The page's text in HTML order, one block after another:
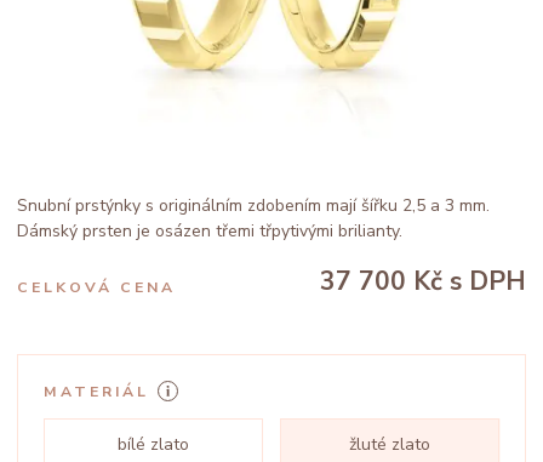
Snubní prstýnky s originálním zdobením mají šířku 2,5 a 3 mm.
Dámský prsten je osázen třemi třpytivými brilianty.
CELKOVÁ CENA 37 700 Kč s DPH
MATERIÁL
bílé zlato žluté zlato